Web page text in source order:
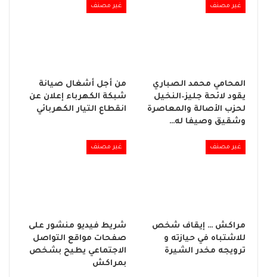
غير مصنف
المحامي محمد الصباري
يقود لائحة جليز–النخيل
لحزب الأصالة والمعاصرة
وشقيق وصيفا له…
غير مصنف
من أجل أشغال صيانة
شبكة الكهرباء إعلان عن
انقطاع التيار الكهربائي
غير مصنف
مراكش … إيقاف شخص
للاشتباه في حيازته و
ترويجه مخدر الشيرة
غير مصنف
شريط فيديو منشور على
صفحات مواقع التواصل
الاجتماعي يطيح بشخص
بمراكش